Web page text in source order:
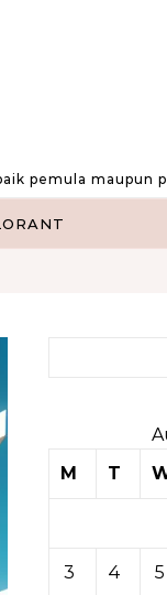
pemula maupun
M
T
3 4 5